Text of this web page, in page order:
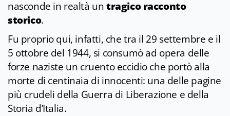
nasconde in realtà untragico racconto
storico.
Fu proprio qui, infatti, che tra il 29 settembre e il
5 ottobre del 1944, si consumò ad opera delle
forze naziste un cruento eccidio che portò alla
morte di centinaia di innocenti: una delle pagine
più crudeli della Guerra di Liberazione e della
Storia d’Italia.